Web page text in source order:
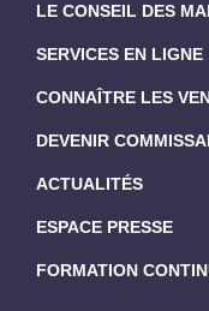
LE CONSEIL DES
SERVICES EN LIGNE
CONNAÎTRE LES
DEVENIR
ACTUALITÉS
ESPACE PRESSE
FORMATION